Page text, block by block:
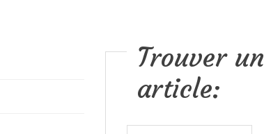
Trouver un
article: